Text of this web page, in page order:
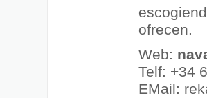
ofrecen.
Web:
Telf: +34
EMail: